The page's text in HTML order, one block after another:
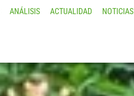
ANÁLISIS ACTUALIDAD NOTICIAS